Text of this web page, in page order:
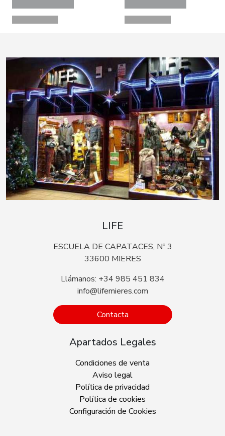
LIFE
ESCUELA DE CAPATACES, Nº 3
33600 MIERES
Llámanos: +34 985 451 834
info@lifemieres.com
Contacta
Apartados Legales
Condiciones de venta
Aviso legal
Política de privacidad
Política de cookies
Configuración de Cookies